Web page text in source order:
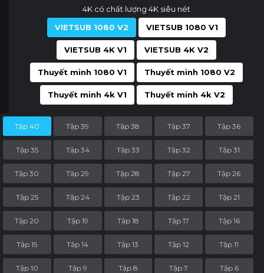
4K có chất lượng 4K siêu nét
VIETSUB 1080 V2
VIETSUB 1080 V1
VIETSUB 4K V1 VIETSUB 4K V2
Thuyết minh 1080 V1 Thuyết minh 1080 V2
Thuyết minh 4k V1 Thuyết minh 4k V2
Tập 40 Tập 39 Tập 38 Tập 37 Tập 36
Tập 35 Tập 34 Tập 33 Tập 32 Tập 31
Tập 30 Tập 29 Tập 28 Tập 27 Tập 26
Tập 25 Tập 24 Tập 23 Tập 22 Tập 21
Tập 20 Tập 19 Tập 18 Tập 17 Tập 16
Tập 15 Tập 14 Tập 13 Tập 12 Tập 11
Tập 10 Tập 9 Tập 8 Tập 7 Tập 6